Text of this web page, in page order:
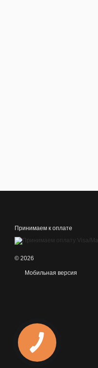
Принимаем к оплате
© 2026
Мобильная версия